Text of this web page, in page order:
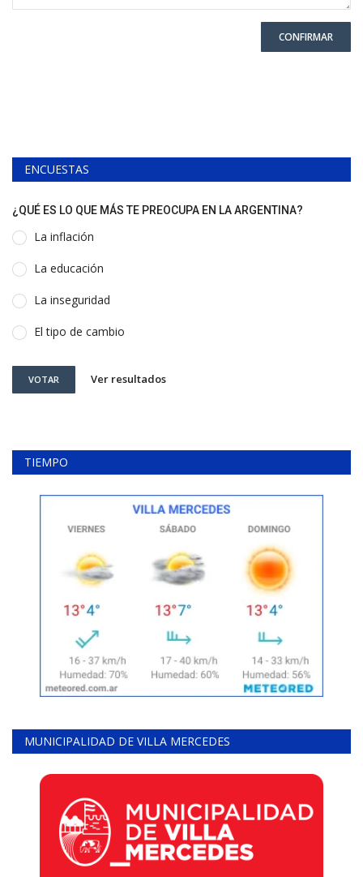
CONFIRMAR
ENCUESTAS
¿QUÉ ES LO QUE MÁS TE PREOCUPA EN LA ARGENTINA?
La inflación
La educación
La inseguridad
El tipo de cambio
VOTAR Ver resultados
TIEMPO
MUNICIPALIDAD DE VILLA MERCEDES